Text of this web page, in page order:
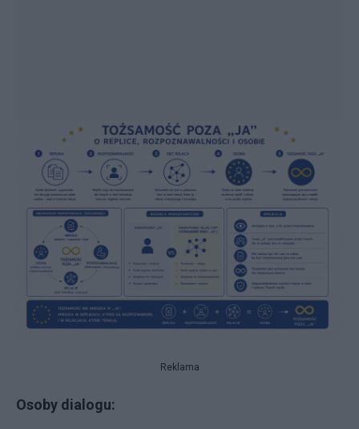
Reklama
Osoby dialogu: